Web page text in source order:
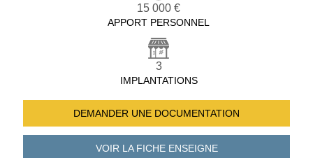
15 000 €
APPORT PERSONNEL
3
IMPLANTATIONS
DEMANDER UNE DOCUMENTATION
VOIR LA FICHEENSEIGNE